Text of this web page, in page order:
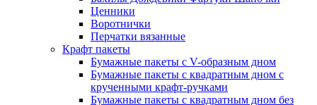
Ценники
Воротнички
Перчатки вязанные
Крафт пакеты
Бумажные пакеты с V-образным дном
Бумажные пакеты с квадратным дном с
крученными крафт-ручками
Бумажные пакеты с квадратным дном без